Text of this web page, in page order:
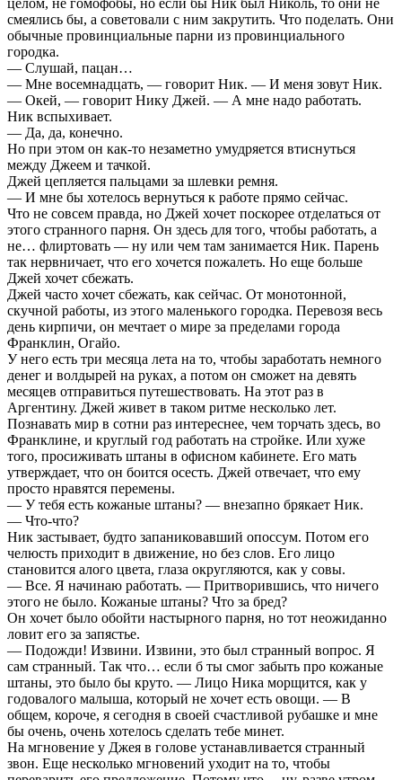
смеялись бы, а советовали с ним закрутить. Что поделать. Они
обычные провинциальные парни из провинциального
городка.
— Слушай, пацан…
— Мне восемнадцать, — говорит Ник. — И меня зовут Ник.
— Окей, — говорит Нику Джей. — А мне надо работать.
Ник вспыхивает.
— Да, да, конечно.
Но при этом он как-то незаметно умудряется втиснуться
между Джеем и тачкой.
Джей цепляется пальцами за шлевки ремня.
— И мне бы хотелось вернуться к работе прямо сейчас.
Что не совсем правда, но Джей хочет поскорее отделаться от
этого странного парня. Он здесь для того, чтобы работать, а
не… флиртовать — ну или чем там занимается Ник. Парень
так нервничает, что его хочется пожалеть. Но еще больше
Джей хочет сбежать.
Джей часто хочет сбежать, как сейчас. От монотонной,
скучной работы, из этого маленького городка. Перевозя весь
день кирпичи, он мечтает о мире за пределами города
Франклин, Огайо.
У него есть три месяца лета на то, чтобы заработать немного
денег и волдырей на руках, а потом он сможет на девять
месяцев отправиться путешествовать. На этот раз в
Аргентину. Джей живет в таком ритме несколько лет.
Познавать мир в сотни раз интереснее, чем торчать здесь, во
Франклине, и круглый год работать на стройке. Или хуже
того, просиживать штаны в офисном кабинете. Его мать
утверждает, что он боится осесть. Джей отвечает, что ему
просто нравятся перемены.
— У тебя есть кожаные штаны? — внезапно брякает Ник.
— Что-что?
Ник застывает, будто запаниковавший опоссум. Потом его
челюсть приходит в движение, но без слов. Его лицо
становится алого цвета, глаза округляются, как у совы.
— Все. Я начинаю работать. — Притворившись, что ничего
этого не было. Кожаные штаны? Что за бред?
Он хочет было обойти настырного парня, но тот неожиданно
ловит его за запястье.
— Подожди! Извини. Извини, это был странный вопрос. Я
сам странный. Так что… если б ты смог забыть про кожаные
штаны, это было бы круто. — Лицо Ника морщится, как у
годовалого малыша, который не хочет есть овощи. — В
общем, короче, я сегодня в своей счастливой рубашке и мне
бы очень, очень хотелось сделать тебе минет.
На мгновение у Джея в голове устанавливается странный
звон. Еще несколько мгновений уходит на то, чтобы